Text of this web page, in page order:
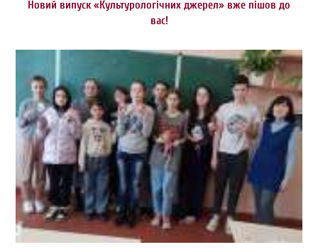
Новий випуск «Культурологічних джерел» вже пішов до
вас!